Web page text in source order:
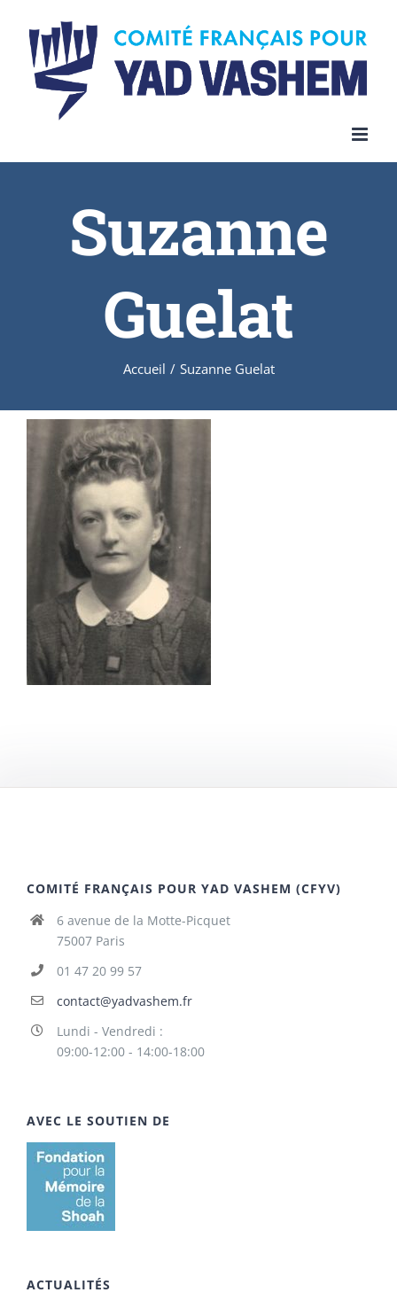
content
Suzanne
Guelat
Accueil / Suzanne Guelat
COMITÉ FRANÇAIS POUR YAD VASHEM (CFYV)
6 avenue de la Motte-Picquet
75007 Paris
01 47 20 99 57
contact@yadvashem.fr
Lundi - Vendredi :
09:00-12:00 - 14:00-18:00
AVEC LE SOUTIEN DE
ACTUALITÉS